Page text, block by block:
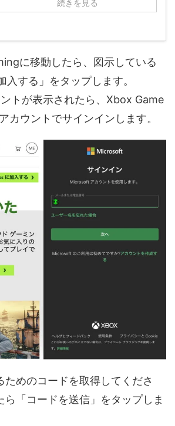
続きを見る
に移動したら、図示している
入する」をタップします。
トが表示されたら、Xbox Game
カウントでサインインします。
ためのコードを取得してくださ
ら「コードを送信」をタップしま